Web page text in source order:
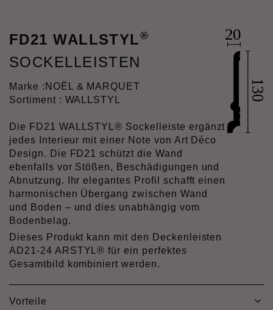
FD21 WALLSTYL®
SOCKELLEISTEN
Marke : NOËL & MARQUET
Sortiment : WALLSTYL
Die FD21 WALLSTYL® Sockelleiste ergänzt
jedes Interieur mit einer Note von Art Déco
Design. Die FD21 schützt die Wand
ebenfalls vor Stößen, Beschädigungen und
Abnutzung. Ihr elegantes Profil schafft einen
harmonischen Übergang zwischen Wand
und Boden – und dies unabhängig vom
Bodenbelag.
Dieses Produkt kann mit den Deckenleisten
AD21-24 ARSTYL® für ein perfektes
Gesamtbild kombiniert werden.
Vorteile